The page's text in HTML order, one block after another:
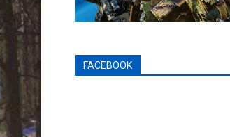
FACEBOOK